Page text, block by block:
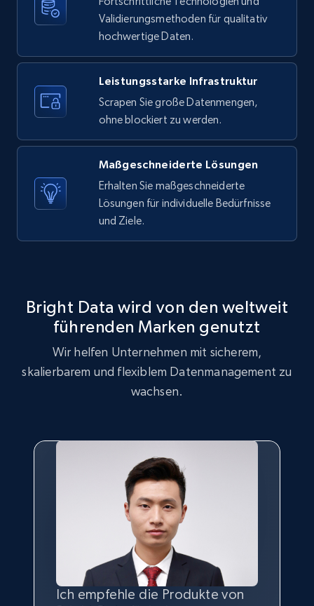
ID, User posted, Name, Description, Date
posted, Photos, URL, Quoted post, and more.
10.3K+ 1.2K+ Gratis testen
Twitter posts URLs
ID, User posted, Name, Description, Date
posted, Photos, URL, Quoted post, and more.
1.2K+
posts by array of profiles
ID, User posted, Name, Description, Date
posted, Photos, URL, Quoted post, and more.
TikTok - Profiles
Account id, Nickname, Biography, Awg
engagement rate, Comment engagement rate,
Like engagement rate, Bio link, Predicted lang,
963+ Gratis testen
Validierungsmethoden für qualitativ
hochwertige Daten.
Leistungsstarke Infrastruktur
Scrapen Sie große Datenmengen,
ohne blockiert zu werden.
Maßgeschneiderte Lösungen
Erhalten Sie maßgeschneiderte
Lösungen für individuelle Bedürfnisse
und Ziele.
Bright Data wird von den weltweit
führenden Marken genutzt
Wir helfen Unternehmen mit sicherem,
skalierbarem und flexiblem Datenmanagement zu
wachsen.
Ich empfehle die Produkte von
Ohne die Möglichkeit,
Die besteQualitätund